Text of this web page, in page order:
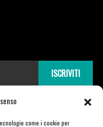
come i cookie per
ISCRIVITI